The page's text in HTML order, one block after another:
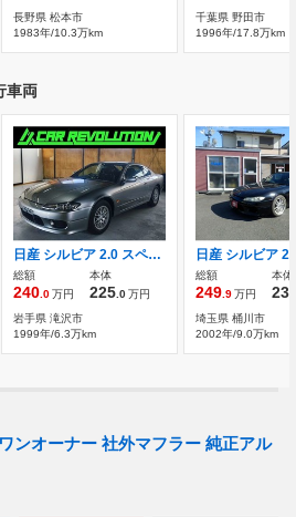
長野県 松本市
1983年/10.3万km
千葉県 野田市
1996年/17.8万km
車両
日産 シルビア 2.0 スペックS
総額
240.0万円
本体
225.0万円
岩手県 滝沢市
1999年/6.3万km
総額
249.9万円
本体
埼玉県 桶川市
2002年/9.0万km
ンオーナー 社外マフラー 純正アル